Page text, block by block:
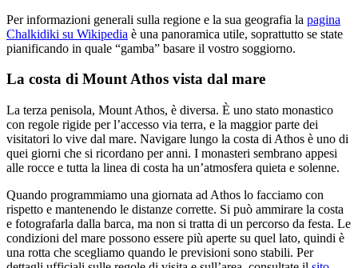
Per informazioni generali sulla regione e la sua geografia la pagina
Chalkidiki su Wikipedia è una panoramica utile, soprattutto se state
pianificando in quale “gamba” basare il vostro soggiorno.
La costa di Mount Athos vista dal mare
La terza penisola, Mount Athos, è diversa. È uno stato monastico
con regole rigide per l’accesso via terra, e la maggior parte dei
visitatori lo vive dal mare. Navigare lungo la costa di Athos è uno di
quei giorni che si ricordano per anni. I monasteri sembrano appesi
alle rocce e tutta la linea di costa ha un’atmosfera quieta e solenne.
Quando programmiamo una giornata ad Athos lo facciamo con
rispetto e mantenendo le distanze corrette. Si può ammirare la costa
e fotografarla dalla barca, ma non si tratta di un percorso da festa. Le
condizioni del mare possono essere più aperte su quel lato, quindi è
una rotta che scegliamo quando le previsioni sono stabili. Per